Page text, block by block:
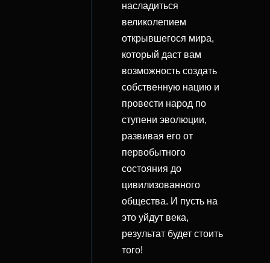
насладиться
великолепием
открывшегося мира,
который даст вам
возможность создать
собственную нацию и
провести народ по
ступени эволюции,
развивая его от
первобытного
состояния до
цивилизованного
общества. И пусть на
это уйдут века,
результат будет стоить
того!